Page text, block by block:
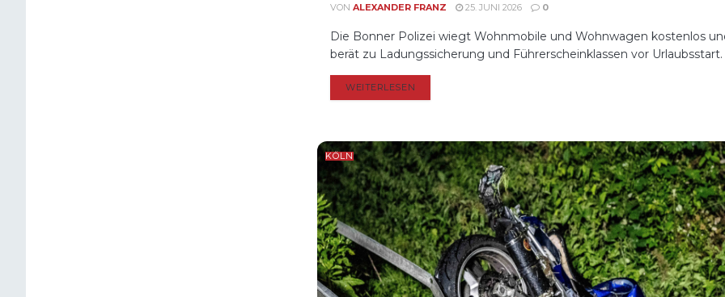
VON ALEXANDER FRANZ 25. JUNI 2026 0
Die Bonner Polizei wiegt Wohnmobile und Wohnwagen kostenlos
berät zu Ladungssicherung und Führerscheinklassen vor Urlaubsstart.
WEITERLESEN
KÖLN